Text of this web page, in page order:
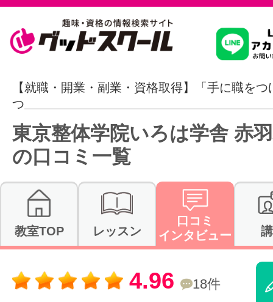
習いたいこ
スクールを
駅・路線か
通信講座を
【就職・開業・副業・資格取得】「手に職を
つ
東京整体学院いろは学舎 赤
の口コミ一覧
教室TOP レッスン
口コミ
インタビュー
4.96 18件